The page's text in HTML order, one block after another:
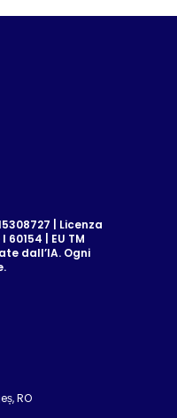
| Licenza
| EU TM
dall’IA. Ogni
RO